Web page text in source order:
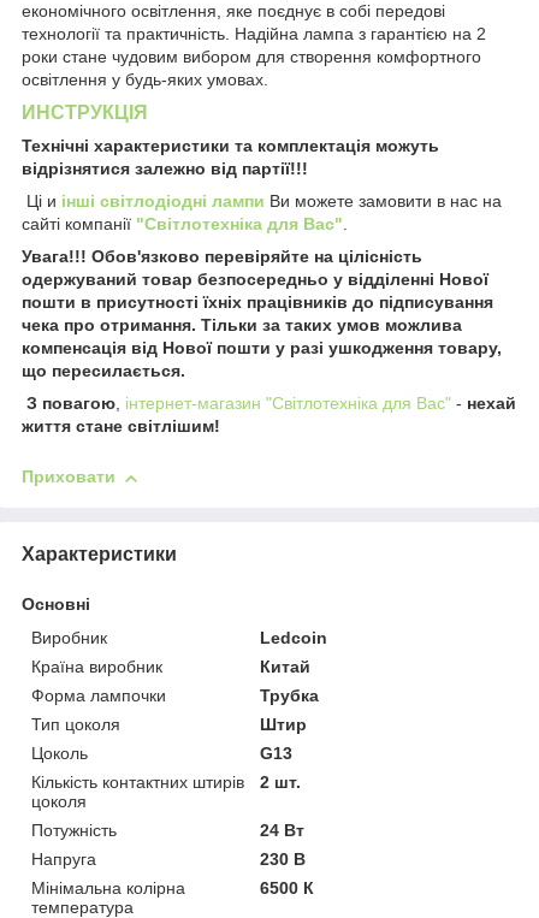
економічного освітлення, яке поєднує в собі передові
технології та практичність. Надійна лампа з гарантією на 2
роки стане чудовим вибором для створення комфортного
освітлення у будь-яких умовах.
ИНСТРУКЦІЯ
Технічні характеристики та комплектація можуть
відрізнятися залежно від партії!!!
Ці и інші світлодіодні лампи Ви можете замовити в нас на
сайті компанії "Світлотехніка для Вас".
Увага!!! Обов'язково перевіряйте на цілісність
одержуваний товар безпосередньо у відділенні Нової
пошти в присутності їхніх працівників до підписування
чека про отримання. Тільки за таких умов можлива
компенсація від Нової пошти у разі ушкодження товару,
що пересилається.
З повагою, інтернет-магазин "Світлотехніка для Вас" - нехай
життя стане світлішим!
Приховати
Характеристики
Основні
Виробник
Ledcoin
Країна виробник
Китай
Форма лампочки
Трубка
Тип цоколя
Штир
Цоколь
G13
Кількість контактних штирів
цоколя
2 шт.
Потужність
24 Вт
Напруга
230 В
Мінімальна колірна
температура
6500 К